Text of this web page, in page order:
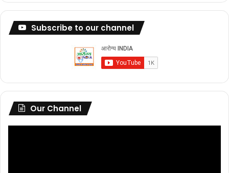
Subscribe to our channel
Our Channel